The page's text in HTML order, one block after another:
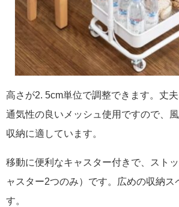
高さが2. 5cm単位で調整できます。丈夫
通気性の良いメッシュ使用ですので、
収納に適しています。
移動に便利なキャスター付きで、スト
ャスター2つのみ）です。広めの収納ス
す。